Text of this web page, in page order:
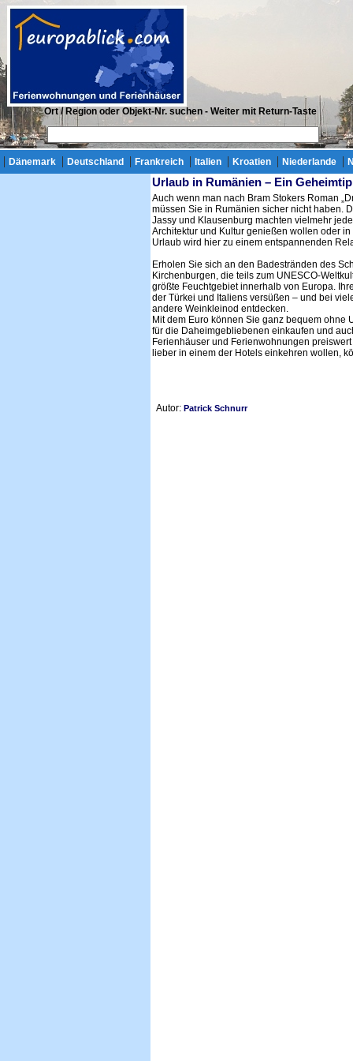
Dänemark Deutschland Frankreich Italien Kroatien Niederlande
Urlaub in Rumänien – Ein
Auch wenn man nach Bram Stokers Roman
müssen Sie in Rumänien sicher nicht haben.
Jassy und Klausenburg machten vielmehr
Architektur und Kultur genießen wollen oder
Urlaub wird hier zu einem entspannenden
Erholen Sie sich an den Badestränden des
Kirchenburgen, die teils zum UNESCO-
größte Feuchtgebiet innerhalb von Europa.
der Türkei und Italiens versüßen – und bei
andere Weinkleinod entdecken.
Mit dem Euro können Sie ganz bequem ohne
für die Daheimgebliebenen einkaufen und
Ferienhäuser und Ferienwohnungen
lieber in einem der Hotels einkehren wollen,
Autor: Patrick Schnurr
Ort / Region oder Objekt-Nr. suchen - Weiter mit Return-Taste